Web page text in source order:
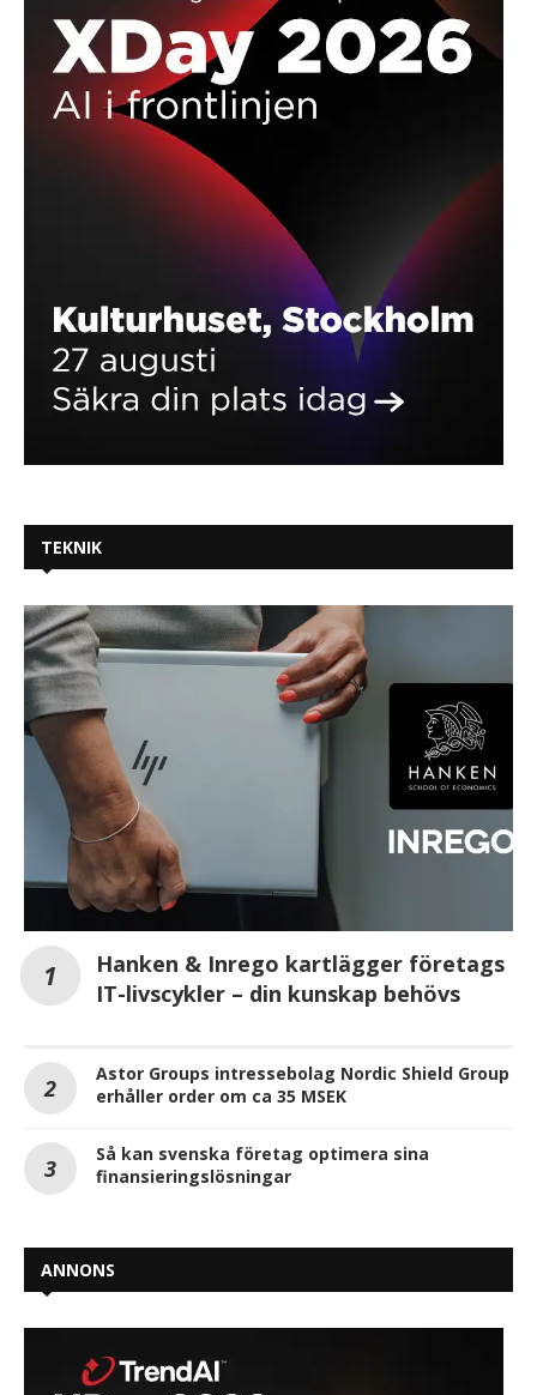
TEKNIK
Hanken & Inrego kartlägger företags
IT-livscykler – din kunskap behövs
Astor Groups intressebolag Nordic Shield Group
erhåller order om ca 35 MSEK
Så kan svenska företag optimera sina
finansieringslösningar
ANNONS